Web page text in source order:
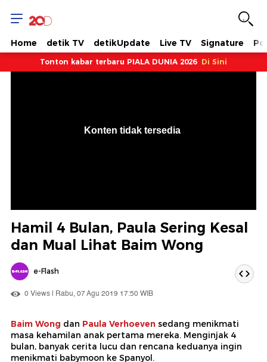
Home detik TV detikUpdate Live TV Signature
Tonton kabar terbaru PIALA DUNIA 2026 Di Sini
Konten tidak tersedia
Hamil 4 Bulan, Paula Sering Kesal
dan Mual Lihat Baim Wong
e-Flash
0 Views | Rabu, 07 Agu 2019 17:50 WIB
Baim Wong dan Paula Verhoeven sedang menikmati
masa kehamilan anak pertama mereka. Menginjak 4
bulan, banyak cerita lucu dan rencana keduanya ingin
menikmati babymoon ke Spanyol.